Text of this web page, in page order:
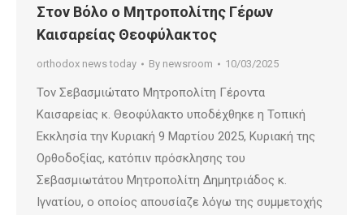
Στον Βόλο ο Μητροπολίτης Γέρων
Καισαρείας Θεοφύλακτος
orthodox news today By newsroom 10/03/2025
Τον Σεβασμιώτατο Μητροπολίτη Γέροντα
Καισαρείας κ. Θεοφύλακτο υποδέχθηκε η Τοπική
Εκκλησία την Κυριακή 9 Μαρτίου 2025, Κυριακή της
Ορθοδοξίας, κατόπιν πρόσκλησης του
Σεβασμιωτάτου Μητροπολίτη Δημητριάδος κ.
Ιγνατίου, ο οποίος απουσίαζε λόγω της συμμετοχής